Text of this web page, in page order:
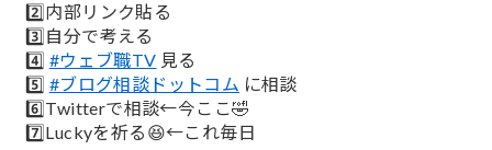
2️⃣内部リンク貼る
3️⃣自分で考える
4️⃣ #ウェブ職TV 見る
5️⃣ #ブログ相談ドットコム に相談
6️⃣Twitterで相談←今ここ🤣
7️⃣Luckyを祈る😆←これ毎日